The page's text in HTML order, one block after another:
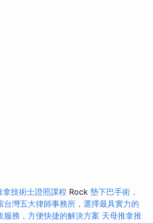
拿技術士證照課程 Rock 墊下巴手術，
台灣五大律師事務所，選擇最具實力的
服務，方便快捷的解決方案 天母推拿推